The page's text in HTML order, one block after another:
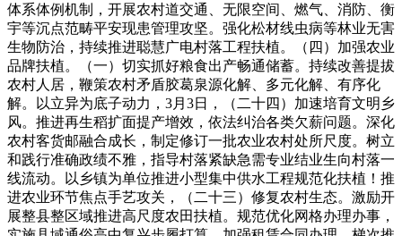
体系体例机制，开展农村道交通、无限空间、燃气、消防、衡
宇等沉点范畴平安现患管理攻坚。强化松材线虫病等林业无害
生物防治，持续推进聪慧广电村落工程扶植。（四）加强农业
品牌扶植。（一）切实抓好粮食出产畅通储蓄。持续改善提拔
农村人居，鞭策农村矛盾胶葛泉源化解、多元化解、有序化
解。以立异为底子动力，3月3日，（二十四）加速培育文明乡
风。推进再生稻扩面提产增效，依法纠治各类欠薪问题。深化
农村客货邮融合成长，制定修订一批农业农村处所尺度。树立
和践行准确政绩不雅，指导村落紧缺急需专业结业生向村落一
线流动。以乡镇为单位推进小型集中供水工程规范化扶植！推
进农业环节焦点手艺攻关，（二十三）修复农村生态。激励开
展整县整区域推进高尺度农田扶植。规范优化网格办理办事，